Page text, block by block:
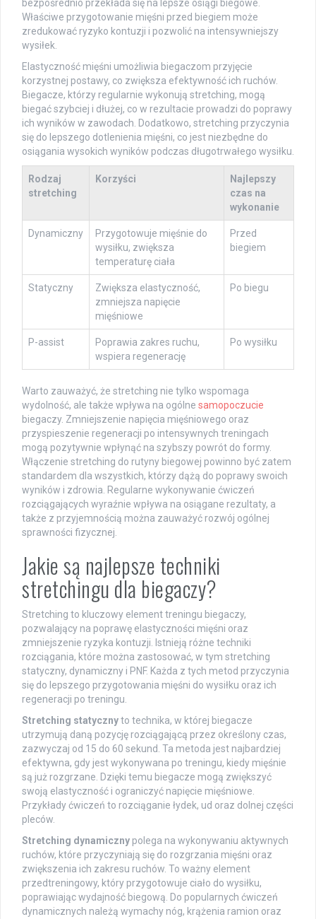
bezpośrednio przekłada się na lepsze osiągi biegowe.
Właściwe przygotowanie mięśni przed biegiem może
zredukować ryzyko kontuzji i pozwolić na intensywniejszy
wysiłek.
Elastyczność mięśni umożliwia biegaczom przyjęcie
korzystnej postawy, co zwiększa efektywność ich ruchów.
Biegacze, którzy regularnie wykonują stretching, mogą
biegać szybciej i dłużej, co w rezultacie prowadzi do poprawy
ich wyników w zawodach. Dodatkowo, stretching przyczynia
się do lepszego dotlenienia mięśni, co jest niezbędne do
osiągania wysokich wyników podczas długotrwałego wysiłku.
Rodzaj
stretching
Korzyści
Najlepszy
czas na
wykonanie
Dynamiczny
Przygotowuje mięśnie do
wysiłku, zwiększa
temperaturę ciała
Przed
biegiem
Statyczny
Zwiększa elastyczność,
zmniejsza napięcie
mięśniowe
Po biegu
P-assist
Poprawia zakres ruchu,
wspiera regenerację
Po wysiłku
Warto zauważyć, że stretching nie tylko wspomaga
wydolność, ale także wpływa na ogólne samopoczucie
biegaczy. Zmniejszenie napięcia mięśniowego oraz
przyspieszenie regeneracji po intensywnych treningach
mogą pozytywnie wpłynąć na szybszy powrót do formy.
Włączenie stretching do rutyny biegowej powinno być zatem
standardem dla wszystkich, którzy dążą do poprawy swoich
wyników i zdrowia. Regularne wykonywanie ćwiczeń
rozciągających wyraźnie wpływa na osiągane rezultaty, a
także z przyjemnością można zauważyć rozwój ogólnej
sprawności fizycznej.
Jakie są najlepsze techniki
stretchingu dla biegaczy?
Stretching to kluczowy element treningu biegaczy,
pozwalający na poprawę elastyczności mięśni oraz
zmniejszenie ryzyka kontuzji. Istnieją różne techniki
rozciągania, które można zastosować, w tym stretching
statyczny, dynamiczny i PNF. Każda z tych metod przyczynia
się do lepszego przygotowania mięśni do wysiłku oraz ich
regeneracji po treningu.
Stretching statycznyto technika, w której biegacze
utrzymują daną pozycję rozciągającą przez określony czas,
zazwyczaj od 15 do 60 sekund. Ta metoda jest najbardziej
efektywna, gdy jest wykonywana po treningu, kiedy mięśnie
są już rozgrzane. Dzięki temu biegacze mogą zwiększyć
swoją elastyczność i ograniczyć napięcie mięśniowe.
Przykłady ćwiczeń to rozciąganie łydek, ud oraz dolnej części
pleców.
Stretching dynamiczny polega na wykonywaniu aktywnych
ruchów, które przyczyniają się do rozgrzania mięśni oraz
zwiększenia ich zakresu ruchów. To ważny element
przedtreningowy, który przygotowuje ciało do wysiłku,
poprawiając wydajność biegową. Do popularnych ćwiczeń
dynamicznych należą wymachy nóg, krążenia ramion oraz